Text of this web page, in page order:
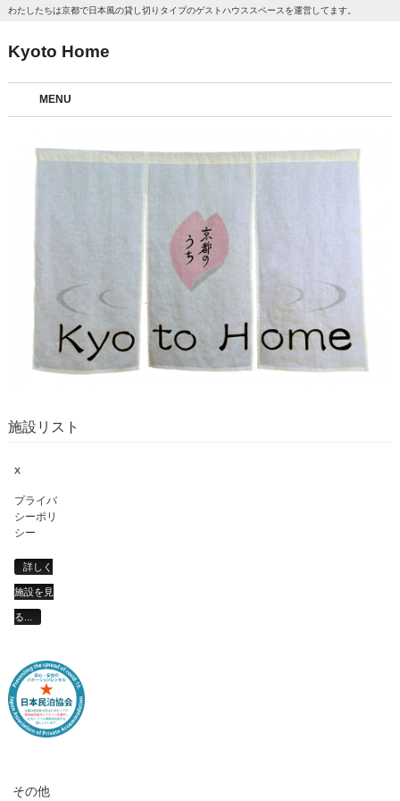
わたしたちは京都で日本風の貸し切りタイプのゲストハウススペースを運営してます。
Kyoto Home
MENU
施設リスト
x
プライバ
シーポリ
シー
詳しく
施設を見
る...
その他